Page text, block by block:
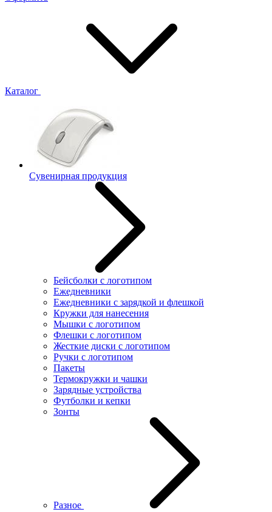
Каталог
Сувенирная продукция
Бейсболки с логотипом
Ежедневники
Ежедневники с зарядкой и флешкой
Кружки для нанесения
Мышки с логотипом
Флешки с логотипом
Жесткие диски с логотипом
Ручки с логотипом
Пакеты
Термокружки и чашки
Зарядные устройства
Футболки и кепки
Зонты
Разное